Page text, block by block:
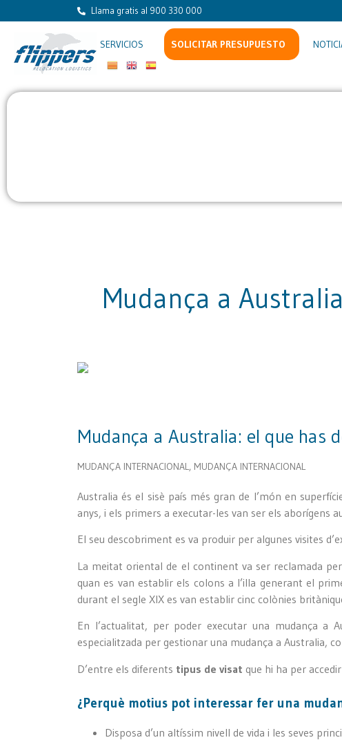
Llama gratis al 900 330 000
SERVICIOS SOLICITAR PRESUPUESTO
Mudança a
Mudança a Australia: el que has
MUDANÇA INTERNACIONAL, MUDANÇA INTERNACIONAL
Australia és el sisè país més gran de l’món en
anys, i els primers a executar-les van ser els aborígens
El seu descobriment es va produir per algunes visites
La meitat oriental de el continent va ser reclamada
quan es van establir els colons a l’illa generant el
durant el segle XIX es van establir cinc colònies
En l’actualitat, per poder executar una mudança a
especialitzada per gestionar una mudança a Australia,
D’entre els diferents tipus de visat que hi ha per
¿Perquè motius pot interessar fer una
Disposa d’un altíssim nivell de vida i les seves